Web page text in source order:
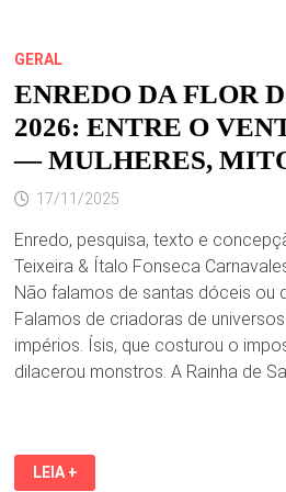
GERAL
ENREDO DA FLOR
2026: ENTRE O
— MULHERES,
17/11/2025
Enredo, pesquisa, texto e
Teixeira & Ítalo Fonseca
Não falamos de santas dóceis ou
Falamos de criadoras de
impérios. Ísis, que costurou o
dilacerou monstros. A Rainha de
ENREDO
DA
LEIA +